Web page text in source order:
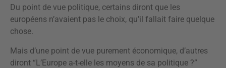
Du point de vue politique, certains diront que les
européens n’avaient pas le choix, qu’il fallait faire quelque
chose.
Mais d’une point de vue purement économique, d’autres
diront “L’Europe a-t-elle les moyens de sa politique ?”